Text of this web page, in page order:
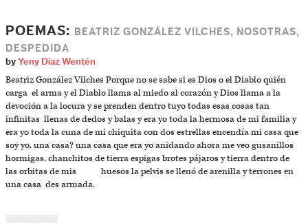
POEMAS:
BEATRIZ GONZÁLEZ VILCHES, NOSOTRAS,
DESPEDIDA
by Yeny Díaz Wentén
Beatriz González Vilches Porque no se sabe si es Dios o el Diablo quién
carga el arma y el Diablo llama al miedo al corazón y Dios llama a la
devoción a la locura y se prenden dentro tuyo todas esas cosas tan
infinitas llenas de dedos y balas y era yo toda la hermosa de mi familia y
era yo toda la cuna de mi chiquita con dos estrellas encendía mi casa que
soy yo, una casa? una casa que era yo anidando ahora me veo gusanillos
hormigas, chanchitos de tierra espigas brotes pájaros y tierra dentro de
las orbitas de mis huesos la pelvis se llenó de arenilla y terrones en
una casa des armada.